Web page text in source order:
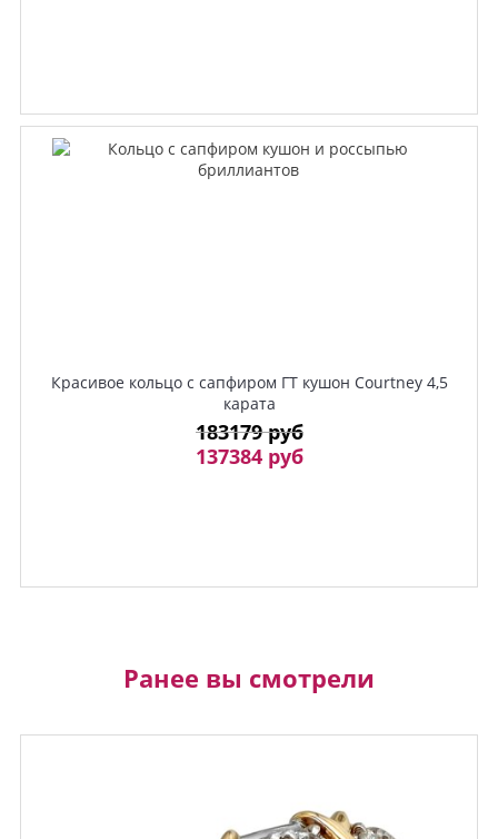
Красивое кольцо с сапфиром ГТ кушон Courtney 4,5
карата
183179 руб
137384 руб
Ранее вы смотрели